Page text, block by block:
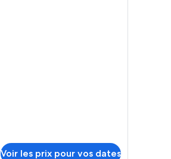
Voir les prix pour vos dates